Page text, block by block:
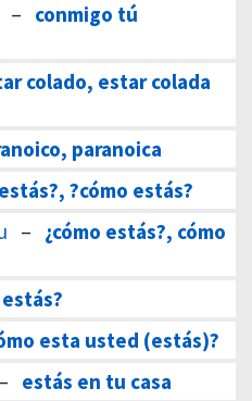
– conmigo tú
colado, estar colada
paranoica
?cómo estás?
– ¿cómo estás?, cómo
estás?
esta usted (estás)?
– estás en tu casa